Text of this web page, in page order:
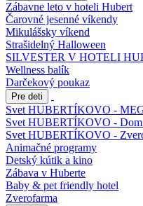
Zábavne leto v hoteli Hubert
Čarovné jesenné víkendy
Mikulášsky víkend
Strašidelný Halloween
SILVESTER V HOTELI
Wellness balík
Darčekový poukaz
Pre deti
Svet HUBERTÍKOVO -
Svet HUBERTÍKOVO - Dom
Svet HUBERTÍKOVO -
Animačné programy
Detský kútik a kino
Zábava v Huberte
Baby & pet friendly hotel
Zverofarma